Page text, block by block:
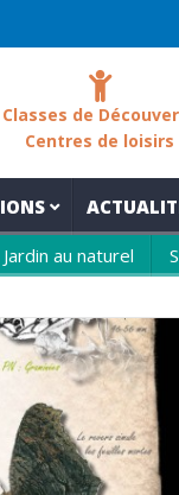
Classes de
Centres de loisirs
Jardin au naturel